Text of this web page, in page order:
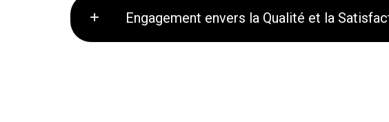
Engagement envers la Qualité et la